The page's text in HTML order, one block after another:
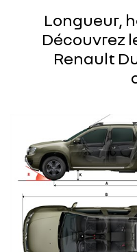
Longueur,
Découvrez
Renault